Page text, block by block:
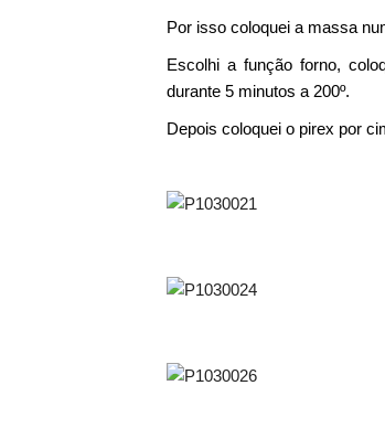
Por isso coloquei a massa
Escolhi a função forno,
durante 5 minutos a 200º.
Depois coloquei o pirex por